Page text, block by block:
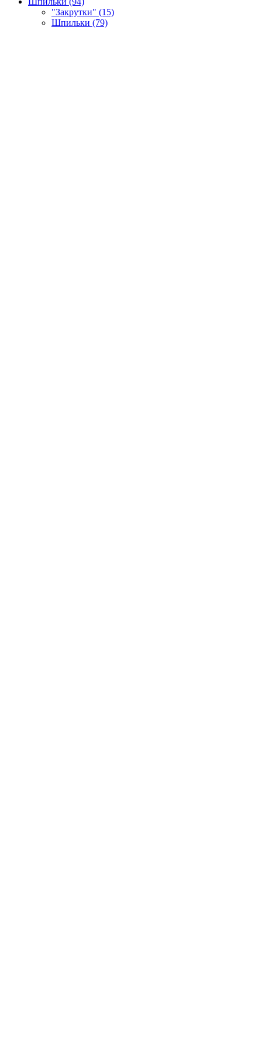
"Закрутки" (15)
Шпильки (79)